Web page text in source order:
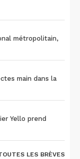
métropolitain,
main dans la
Yello prend
LES BRÈVES